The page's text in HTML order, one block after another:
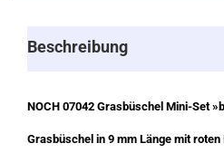
Beschreibung
NOCH 07042 Grasbüschel Mini-Set
Grasbüschel in 9 mm Länge mit roten